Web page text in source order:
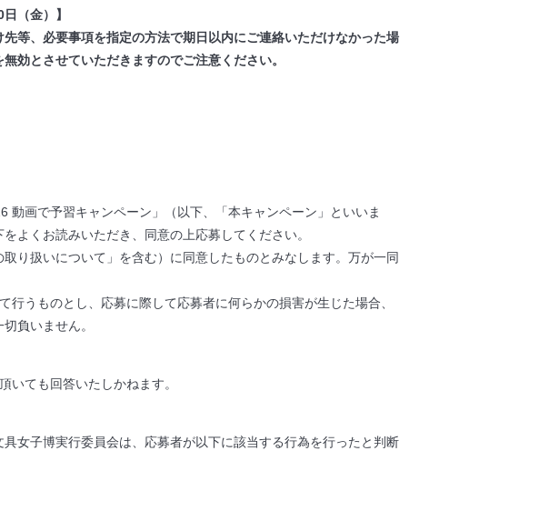
（金）】
等、必要事項を指定の方法で期日以内にご連絡いただけなかった場
効とさせていただきますのでご注意ください。
画で予習キャンペーン」（以下、「本キャンペーン」といいま
よくお読みいただき、同意の上応募してください。
り扱いについて」を含む）に同意したものとみなします。万が一同
うものとし、応募に際して応募者に何らかの損害が生じた場合、
負いません。
いても回答いたしかねます。
女子博実行委員会は、応募者が以下に該当する行為を行ったと判断